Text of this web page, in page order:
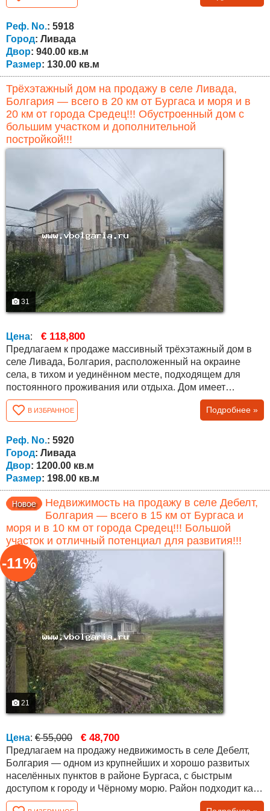
полностью завершён и готов к проживанию, включает
гостиную, кухню, две спальни, ванную комнату и туалет.
Второй этаж —...
Реф. No.: 5918
Город: Ливада
Двор: 940.00 кв.м
Размер: 130.00 кв.м
Трёхэтажный дом на продажу в селе Ливада,
Болгария — всего в 20 км от Бургаса и моря и в
20 км от города Средец!!! Обустроенный дом с
большим участком и дополнительной
постройкой!!!
31
Цена: € 118,800
Предлагаем к продаже массивный трёхэтажный дом в
селе Ливада, Болгария, расположенный на окраине
села, в тихом и уединённом месте, подходящем для
постоянного проживания или отдыха. Дом имеет
площадь застройки 66 кв.м на этаж и общую площадь
198 кв.м , с бетонными перекрытиями и внутренней
лестницей между этажами. Первый этаж включает
спальню, гостиную с кухней в одном помещении, ванную
с туалетом и внутреннюю лестницу....
В ИЗБРАННОЕ Подробнее »
Реф. No.: 5920
Город: Ливада
Двор: 1200.00 кв.м
Размер: 198.00 кв.м
Недвижимость на продажу в селе Дебелт,
Болгария — всего в 15 км от Бургаса и
моря и в 10 км от города Средец!!! Большой
участок и отличный потенциал для развития!!!
21
-11%
Цена: € 55,000 € 48,700
Предлагаем на продажу недвижимость в селе Дебелт,
Болгария — одном из крупнейших и хорошо развитых
населённых пунктов в районе Бургаса, с быстрым
доступом к городу и Чёрному морю. Район подходит как
для постоянного проживания, так и для покупки